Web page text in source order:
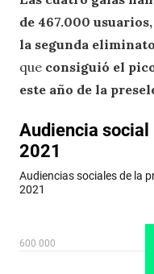
de 467.000
la segunda
que consiguió el
este año de la